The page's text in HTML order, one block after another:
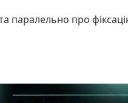
паралельно про